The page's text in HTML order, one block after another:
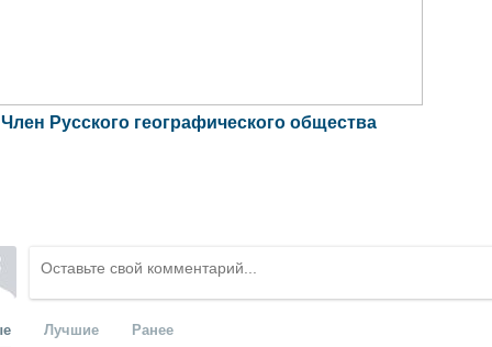
Член Русского географического общества
Лучшие Ранее